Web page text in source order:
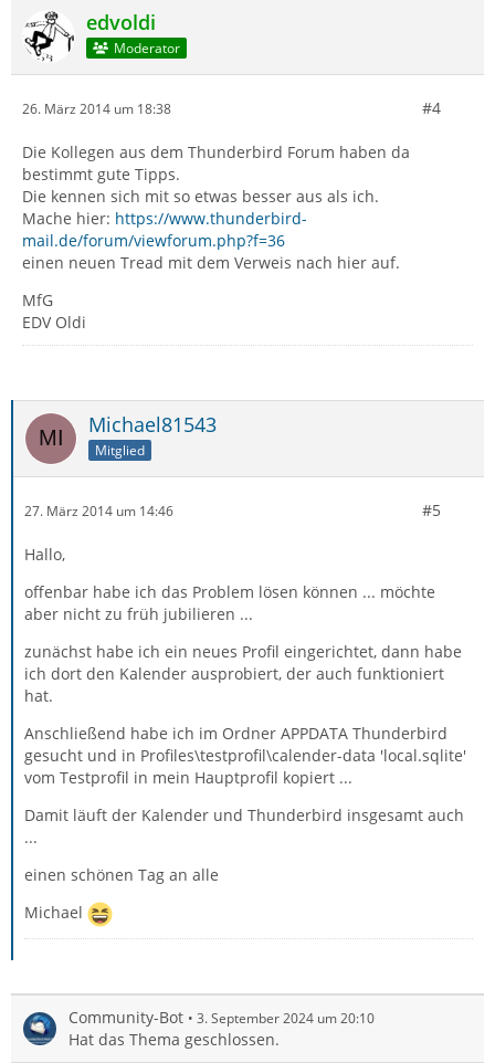
edvoldi
Moderator
26. März 2014 um 18:38 #4
Die Kollegen aus dem Thunderbird Forum haben da
bestimmt gute Tipps.
Die kennen sich mit so etwas besser aus als ich.
Mache hier: https://www.thunderbird-
mail.de/forum/viewforum.php?f=36
einen neuen Tread mit dem Verweis nach hier auf.
MfG
EDV Oldi
Michael81543
Mitglied
27. März 2014 um 14:46 #5
Hallo,
offenbar habe ich das Problem lösen können ... möchte
aber nicht zu früh jubilieren ...
zunächst habe ich ein neues Profil eingerichtet, dann habe
ich dort den Kalender ausprobiert, der auch funktioniert
hat.
Anschließend habe ich im Ordner APPDATA Thunderbird
gesucht und in Profiles\testprofil\calender-data 'local.sqlite'
vom Testprofil in mein Hauptprofil kopiert ...
Damit läuft der Kalender und Thunderbird insgesamt auch
...
einen schönen Tag an alle
Michael
Community-Bot 3. September 2024 um 20:10
Hat das Thema geschlossen.